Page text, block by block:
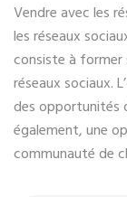
Vendre avec les
les réseaux
consiste à former
réseaux sociaux.
des opportunités
également, une
communauté de